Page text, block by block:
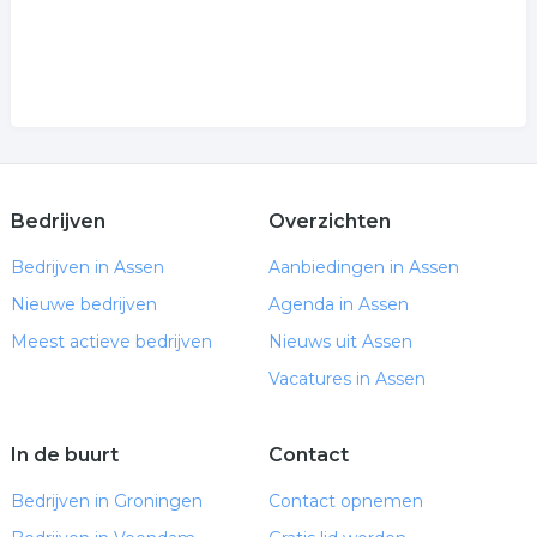
Bedrijven
Bedrijven in Assen
Nieuwe bedrijven
Meest actieve bedrijven
Overzichten
Aanbiedingen in Assen
Agenda in Assen
Nieuws uit Assen
Vacatures in Assen
In de buurt
Bedrijven in Groningen
Contact
Contact opnemen